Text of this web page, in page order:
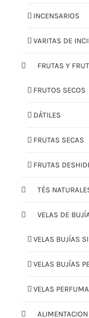
INCENSARIOS
VARITAS DE
FRUTAS Y
FRUTOS SECOS
DÁTILES
FRUTAS SECAS
FRUTAS
TÉS
VELAS DE
VELAS BUJÍAS
VELAS BUJÍAS
VELAS